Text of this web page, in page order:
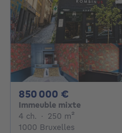
850 000 €
Immeuble mixte
4 ch. 4 chambres
· 250 m²
1000 Bruxelles